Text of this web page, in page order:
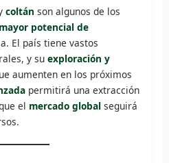
coltán son algunos de los
mayor potencial de
El país tiene vastos
y su exploración y
aumenten en los próximos
permitirá una extracción
el mercado globalseguirá